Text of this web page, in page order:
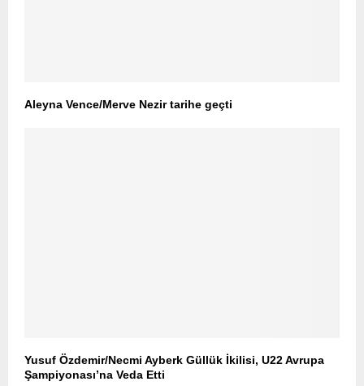
Aleyna Vence/Merve Nezir tarihe geçti
Yusuf Özdemir/Necmi Ayberk Güllük İkilisi, U22 Avrupa
Şampiyonası’na Veda Etti